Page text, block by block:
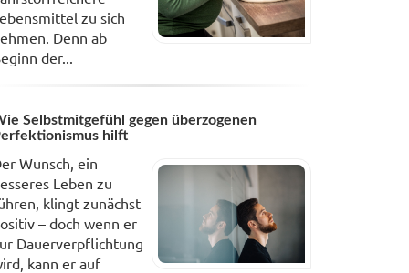
zu sich
Denn ab
der...
Selbstmitgefühl gegen überzogenen
hilft
Wunsch, ein
Leben zu
klingt zunächst
– doch wenn er
Dauerverpflichtung
kann er auf